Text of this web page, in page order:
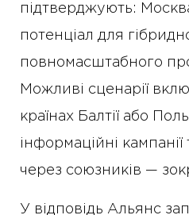
підтверджують:
потенціал для
повномасштабного
Можливі сценарії
країнах Балтії або
інформаційні кампанії
через союзників —
У відповідь Альянс